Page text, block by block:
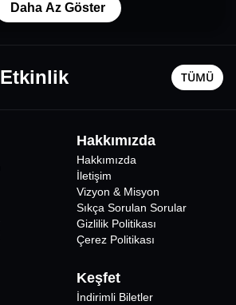
Gogh'un Evi
Daha Az Göster
TÜMÜ
%4 İNDİRİMLİ
15
İstanbul
Hakkımızda
Hakkımızda
İletişim
Vizyon & Misyon
Sıkça Sorulan Sorular
Gizlilik Politikası
Çerez Politikası
Keşfet
İndirimli Biletler